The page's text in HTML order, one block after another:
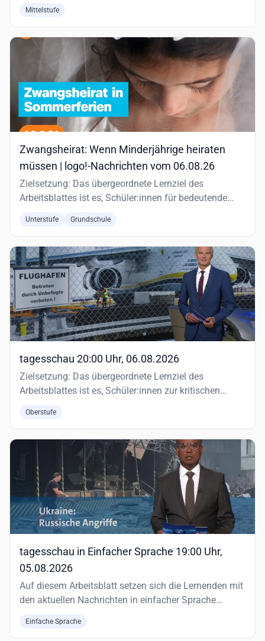
Mittelstufe
Zwangsheirat: Wenn Minderjährige heiraten
müssen | logo!-Nachrichten vom 06.08.26
Zielsetzung: Das übergeordnete Lernziel des
Arbeitsblattes ist es, Schüler:innen für bedeutende
Unterstufe Grundschule
tagesschau 20:00 Uhr, 06.08.2026
Zielsetzung: Das übergeordnete Lernziel des
Arbeitsblattes ist es, Schüler:innen zur kritischen
Oberstufe
tagesschau in Einfacher Sprache 19:00 Uhr,
05.08.2026
Auf diesem Arbeitsblatt setzen sich die Lernenden mit
den aktuellen Nachrichten in einfacher Sprache
Einfache Sprache